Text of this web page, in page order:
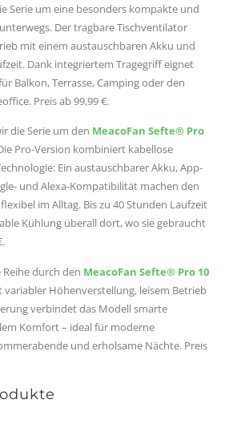
Serie um eine besonders kompakte und
Der tragbare Tischventilator
mit einem austauschbaren Akku und
Dank integriertem Tragegriff eignet
Balkon, Terrasse, Camping oder den
Preis ab 99,99 €.
die Serie um den MeacoFan Sefte® Pro
Pro-Version kombiniert kabellose
Ein austauschbarer Akku, App-
und Alexa-Kompatibilität machen den
im Alltag. Bis zu 40 Stunden Laufzeit
Kühlung überall dort, wo sie gebraucht
durch den MeacoFan Sefte® Pro 10
variabler Höhenverstellung, leisem Betrieb
verbindet das Modell smarte
Komfort – ideal für moderne
und erholsame Nächte. Preis